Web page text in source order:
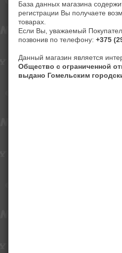
База данных магазина
регистрации Вы получаете
товарах.
Если Вы, уважаемый
позвонив по телефону: +375
Данный магазин является
Общество с ограниченной
выдано Гомельским